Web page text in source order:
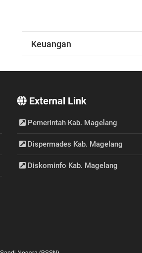
Keuangan
External Link
Pemerintah Kab. Magelang
Dispermades Kab. Magelang
Diskominfo Kab. Magelang